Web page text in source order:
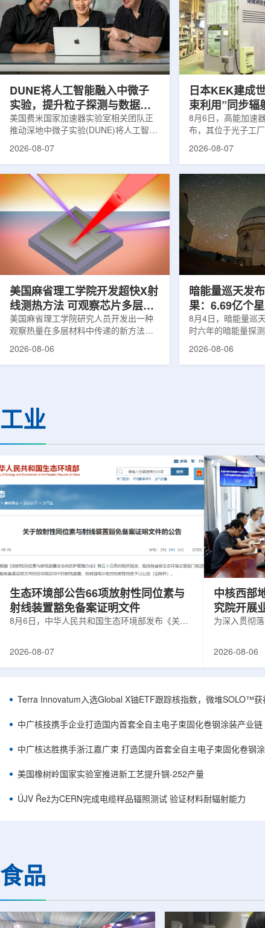
DUNE将人工智能融入中微子
实验，提升粒子探测与数据处
理能力
美国费米国家加速器实验室相关团队正
推动深地中微子实验(DUNE)将人工智能
互作用识别、事件分类和探测器管理能
力。DUNE位于长基线中微子设施，目
前已开始安装大型中微子探测器模块的
结构元件。该实验由近探测器和远探测
器组成：近探测器位于费米实验室，远
探测器设在南达科他州桑福德地下研究
设施地下约1英里处。两个探测器都将采
用液氩时间投影室技术，用于记录中微
2026-08-07
日本KEK建成
束利用”同步辐
8月6日，高能加速
布，其位于光子工
射线与软X射线两束
介绍，BL-11A和
基础设施网络合作
联合使用机构及联
心的同步辐射装置
教育基础设施。新
于，可在同一实验
线和软X射线，完成
2026-08-07
美国麻省理工学院开发超快X射
线测热方法 可观察芯片多层结
构热传递
美国麻省理工学院研究人员开发出一种
观察热量在多层材料中传递的新方法，
可用于精确测量计算机芯片等电子器件
多层结构时存在局限，例如常用的时域
热反射法难以区分不同材料层中的热传
题...
2026-08-06
暗能量巡天发
果：6.69亿个
束宇宙加速膨胀
8月4日，暗能量巡
时六年的暗能量探
形成18篇相关论文
加速...
2026-08-06
工业
生态环境部公告66项放射性同位素与
射线装置豁免备案证明文件
8月6日，中华人民共和国生态环境部发布《关于
将各省级生态环境主管部门报送的、已获得豁免
置、放射源或非密封放射性物质予以公告。随公
告发布的汇总表共列出66项备案记录，涉及山
东、天津、上海、河北、四川、甘肃、安徽、河
南、辽宁等地相关单位。备案内容涵盖...
2026-08-07
中核西部
究院开展
为深入贯彻
地质研究院
内油气测井
验、智能测
析等成熟技
气盆地铀矿
2026-08-06
Terra Innovatum入选Global X铀ETF跟踪核指数，微堆SOLO™获
中广核技携手企业打造国内首套全自主电子束固化卷钢涂装产业链
中广核达胜携手浙江嘉广束 打造国内首套全自主电子束固化卷钢
美国橡树岭国家实验室推进新工艺提升锎-252产量
ÚJV Řež为CERN完成电缆样品辐照测试 验证材料耐辐射能力
食品